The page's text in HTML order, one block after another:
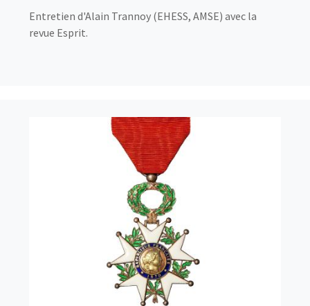
Entretien d'Alain Trannoy (EHESS, AMSE) avec la
revue Esprit.